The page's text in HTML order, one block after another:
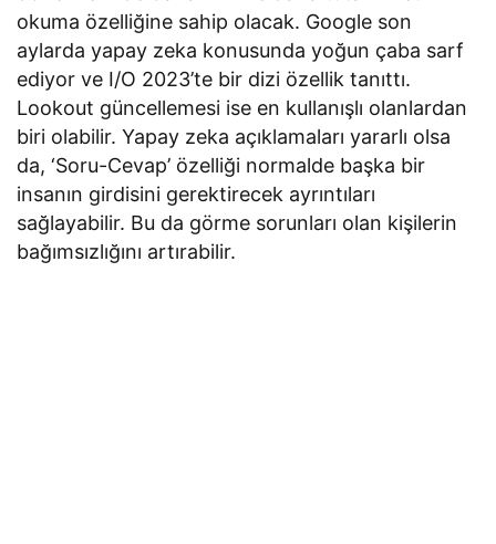
okuma özelliğine sahip olacak. Google son
aylarda yapay zeka konusunda yoğun çaba sarf
ediyor ve I/O 2023’te bir dizi özellik tanıttı.
Lookout güncellemesi ise en kullanışlı olanlardan
biri olabilir. Yapay zeka açıklamaları yararlı olsa
da, ‘Soru-Cevap’ özelliği normalde başka bir
insanın girdisini gerektirecek ayrıntıları
sağlayabilir. Bu da görme sorunları olan kişilerin
bağımsızlığını artırabilir.